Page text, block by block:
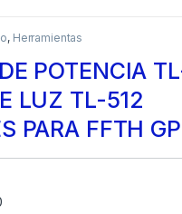
, Herramientas
POTENCIA
LUZ TL-512
PARA FFTH